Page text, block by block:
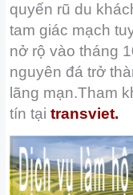
quyến rũ du
tam giác mạch
nở rộ vào tháng
nguyên đá trở
lãng mạn.Tham
tín tạitransviet.